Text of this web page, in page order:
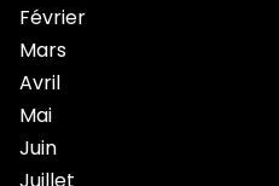
Février
Mars
Avril
Mai
Juin
Juillet